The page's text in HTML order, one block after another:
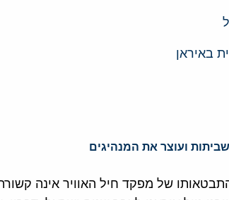
ועוצר את המנהיגים
של מפקד חיל האוויר אינה